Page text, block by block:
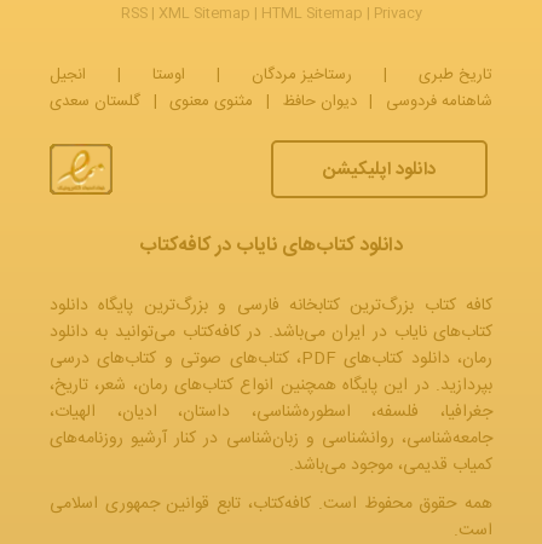
RSS| XML Sitemap | HTML Sitemap | Privacy
تاریخ طبری | رستاخیز مردگان | اوستا |
انجیل
شاهنامه فردوسی | دیوان حافظ | مثنوی معنوی | گلستان سعدی
دانلود اپلیکیشن
دانلود کتاب‌های نایاب در کافه‌کتاب
کافه کتاب بزرگ‌ترین کتابخانه فارسی و بزرگ‌ترین پایگاه دانلود
کتاب‌های نایاب در ایران می‌باشد. در کافه‌کتاب می‌توانید به دانلود
رمان، دانلود کتاب‌های PDF، کتاب‌های صوتی و کتاب‌های درسی
بپردازید. در این پایگاه همچنین انواع کتاب‌های رمان، شعر، تاریخ،
جغرافیا، فلسفه، اسطوره‌شناسی، داستان، ادیان، الهیات،
جامعه‌شناسی، روانشناسی و زبان‌شناسی در کنار آرشیو روزنامه‌های
کمیاب قدیمی، موجود می‌باشد.
همه حقوق محفوظ است. کافه‌کتاب، تابع قوانین جمهوری‌ اسلامی
است.